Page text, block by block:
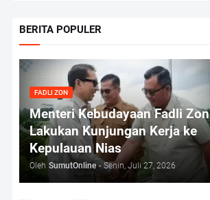
BERITA POPULER
FADLI ZON
Menteri Kebudayaan Fadli Zon
Lakukan Kunjungan Kerja ke
Kepulauan Nias
Oleh SumutOnline - Senin, Juli 27, 2026